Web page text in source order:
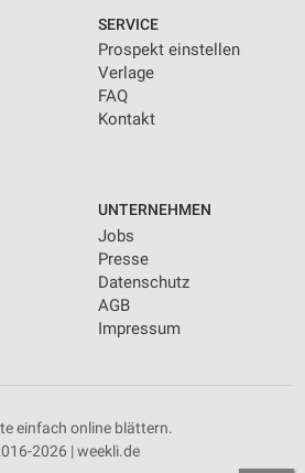
SERVICE
Prospekt einstellen
Verlage
FAQ
Kontakt
UNTERNEHMEN
Jobs
Presse
Datenschutz
AGB
Impressum
einfach online blättern.
2026 | weekli.de